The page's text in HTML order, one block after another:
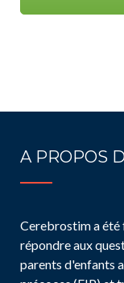
A PROPOS
Cerebrostim a été
répondre aux
parents d'enfants